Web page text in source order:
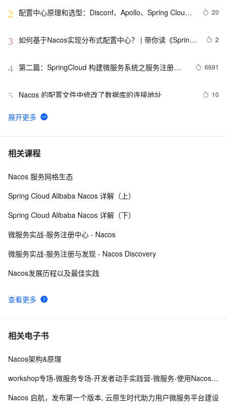
2 配置中心原理和选型：Disconf、Apollo、Spring Cloud
20
3 如何基于Nacos实现分布式配置中心？ | 带你读《Spring
2
4 第二篇：SpringCloud 构建微服务系统之服务注册和
6691
5 Nacos 的配置文件中修改了数据库的连接地址 10
6 深度剖析：Dubbo使用Nacos注册中心的坑
7 Nacos多级服务存储模型, NacosRule负载均衡规则入门
8 Sentinel如何持久化数据到Nacos？
配置文件更新监听事件
10MCP Registry 官方发布：Nacos 原生支持，借助
相关课程
查看更多
Nacos 服务网格生态
Spring Cloud Alibaba Nacos 详解（上）
Spring Cloud Alibaba Nacos 详解（下）
微服务实战-服务注册中心 - Nacos
微服务实战-服务注册与发现 - Nacos Discovery
Nacos发展历程以及最佳实践
相关电子书
Nacos架构&原理
workshop专场-微服务专场-开发者动手实践营-微服务-使用Nacos进行服务的动态发现和流量调度
Nacos 启航，发布第一个版本, 云原生时代助力用户微服务平台建设